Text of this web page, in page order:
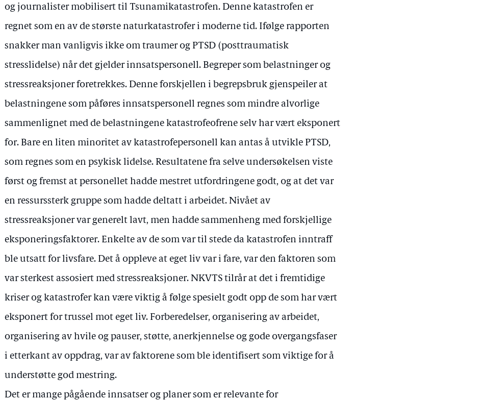
og journalister mobilisert til Tsunamikatastrofen. Denne katastrofen er
regnet som en av de største naturkatastrofer i moderne tid. Ifølge rapporten
snakker man vanligvis ikke om traumer og PTSD (posttraumatisk
stresslidelse) når det gjelder innsatspersonell. Begreper som belastninger og
stressreaksjoner foretrekkes. Denne forskjellen i begrepsbruk gjenspeiler at
belastningene som påføres innsatspersonell regnes som mindre alvorlige
sammenlignet med de belastningene katastrofeofrene selv har vært eksponert
for. Bare en liten minoritet av katastrofepersonell kan antas å utvikle PTSD,
som regnes som en psykisk lidelse. Resultatene fra selve undersøkelsen viste
først og fremst at personellet hadde mestret utfordringene godt, og at det var
en ressurssterk gruppe som hadde deltatt i arbeidet. Nivået av
stressreaksjoner var generelt lavt, men hadde sammenheng med forskjellige
eksponeringsfaktorer. Enkelte av de som var til stede da katastrofen inntraff
ble utsatt for livsfare. Det å oppleve at eget liv var i fare, var den faktoren som
var sterkest assosiert med stressreaksjoner. NKVTS tilrår at det i fremtidige
kriser og katastrofer kan være viktig å følge spesielt godt opp de som har vært
eksponert for trussel mot eget liv. Forberedelser, organisering av arbeidet,
organisering av hvile og pauser, støtte, anerkjennelse og gode overgangsfaser
i etterkant av oppdrag, var av faktorene som ble identifisert som viktige for å
understøtte god mestring.
Det er mange pågående innsatser og planer som er relevante for